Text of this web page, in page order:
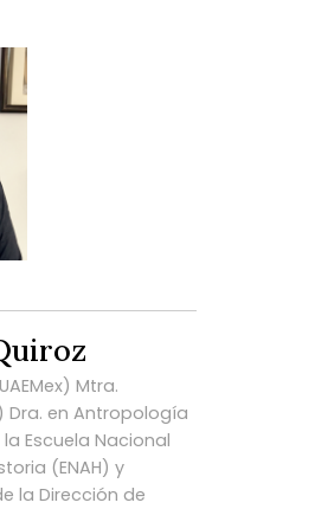
Mtra.
Dra. en Antropología
la Escuela Nacional
(ENAH) y
la Dirección de